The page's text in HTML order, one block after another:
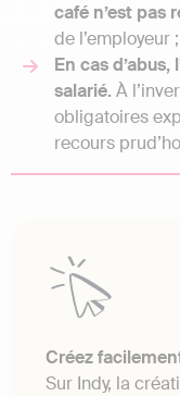
café n’est pas
de l’employeur ;
En cas
salarié. À
obligatoires
recours
Créez
Sur Indy, la